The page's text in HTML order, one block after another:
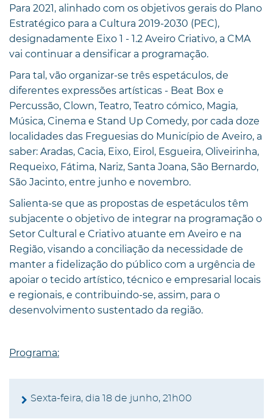
Para 2021, alinhado com os objetivos gerais do Plano
Estratégico para a Cultura 2019-2030 (PEC),
designadamente Eixo 1 - 1.2 Aveiro Criativo, a CMA
vai continuar a densificar a programação.
Para tal, vão organizar-se três espetáculos, de
diferentes expressões artísticas - Beat Box e
Percussão, Clown, Teatro, Teatro cómico, Magia,
Música, Cinema e Stand Up Comedy, por cada doze
localidades das Freguesias do Município de Aveiro, a
saber: Aradas, Cacia, Eixo, Eirol, Esgueira, Oliveirinha,
Requeixo, Fátima, Nariz, Santa Joana, São Bernardo,
São Jacinto, entre junho e novembro.
Salienta-se que as propostas de espetáculos têm
subjacente o objetivo de integrar na programação o
Setor Cultural e Criativo atuante em Aveiro e na
Região, visando a conciliação da necessidade de
manter a fidelização do público com a urgência de
apoiar o tecido artístico, técnico e empresarial locais
e regionais, e contribuindo-se, assim, para o
desenvolvimento sustentado da região.
Programa:
Sexta-feira, dia 18 de junho, 21h00